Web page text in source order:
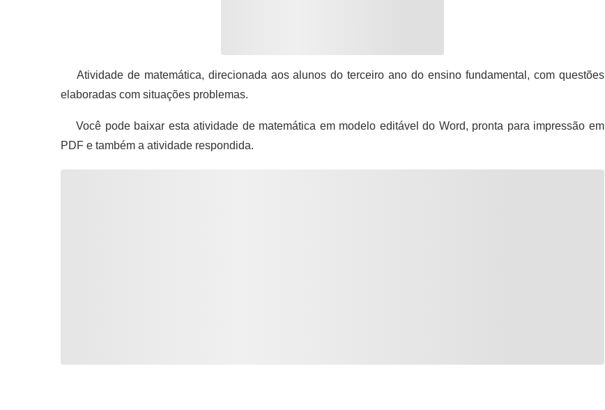
Atividade de matemática, direcionada aos alunos do terceiro ano do ensino fundamental, com questões
elaboradas com situações problemas.
Você pode baixar esta atividade de matemática em modelo editável do Word, pronta para impressão em
PDF e também a atividade respondida.